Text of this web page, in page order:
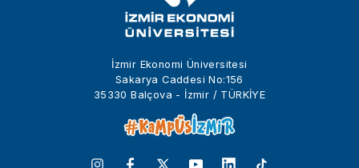
İzmir Ekonomi Üniversitesi
Sakarya Caddesi No:156
35330 Balçova - İzmir / TÜRKİYE